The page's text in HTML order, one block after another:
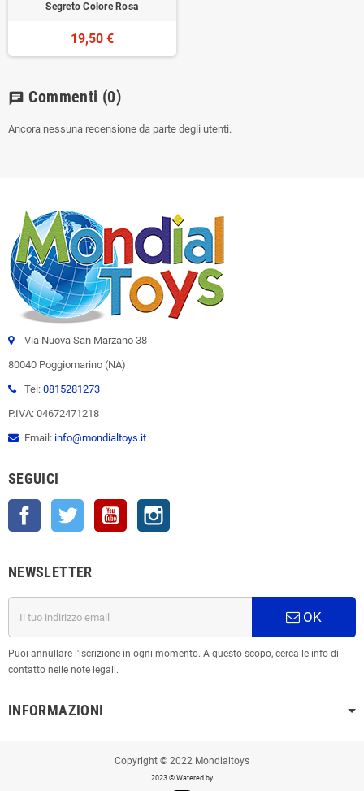
Segreto Colore Rosa
19,50 €
chat Commenti (0)
Ancora nessuna recensione da parte degli utenti.
Via Nuova San Marzano 38
80040 Poggiomarino (NA)
Tel: 0815281273
P.IVA: 04672471218
Email: info@mondialtoys.it
SEGUICI
Facebook Twitter YouTube
NEWSLETTER
OK
Puoi annullare l'iscrizione in ogni momento. A questo scopo, cerca le info di
contatto nelle note legali.
INFORMAZIONI
Copyright © 2022 Mondialtoys
2023 © Watered by